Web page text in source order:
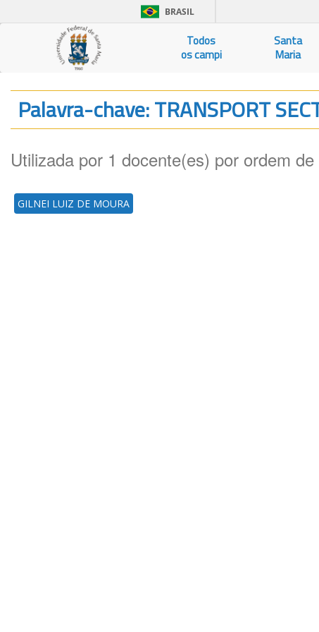
BRASIL
Todos
os campi
Santa
Maria
Palavra-chave: TRANSPORT
Utilizada por 1 docente(es) por ordem
GILNEI LUIZ DE MOURA